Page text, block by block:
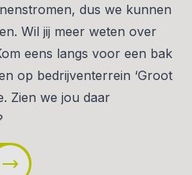
dus we kunnen
Wil jij meer weten over
eens langs voor een bak
op bedrijventerrein ‘Groot
Zien we jou daar